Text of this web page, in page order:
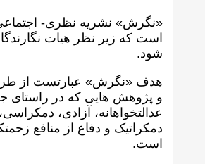
«نگرش» نشریه نظری- اجتماعی
است که زير نظر هيات
شود.
هدف «نگرش» عبارتست از
و پژوهش هايی که در راستای
عدالتخواهانه، آزادی،
دمکراتيک و دفاع از منافع
است.